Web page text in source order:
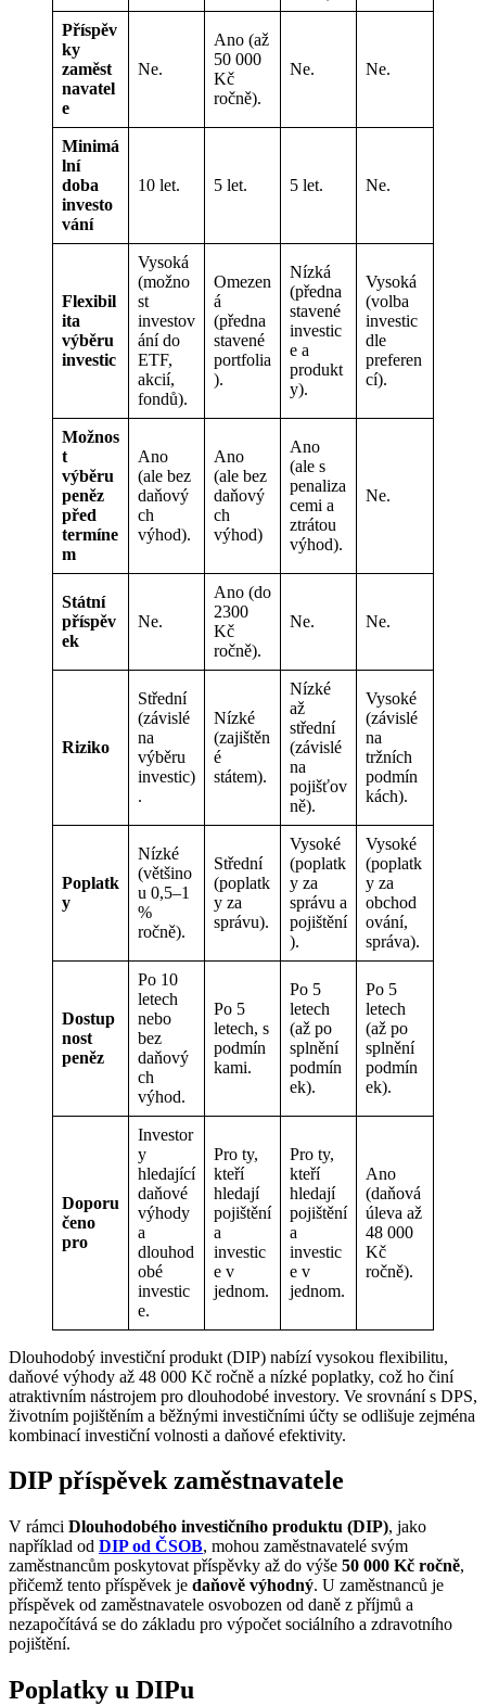
Příspěv
ky
zaměst
navatel
e
Ne.
Ano (až
50 000
Kč
ročně).
Ne. Ne.
Minimá
lní
doba
investo
vání
10 let. 5 let. 5 let. Ne.
Flexibil
ita
výběru
investic
Vysoká
(možno
st
investov
ání do
ETF,
akcií,
fondů).
Omezen
á
(předna
stavené
portfolia
).
Nízká
(předna
stavené
investic
e a
produkt
y).
Vysoká
(volba
investic
dle
preferen
cí).
Možnos
t
výběru
peněz
před
termíne
m
Ano
(ale bez
daňový
ch
výhod).
Ano
(ale bez
daňový
ch
výhod)
Ano
(ale s
penaliza
cemi a
ztrátou
výhod).
Ne.
Státní
příspěv
ek
Ne.
Ano (do
2300
Kč
ročně).
Ne. Ne.
Riziko
Střední
(závislé
na
výběru
investic)
.
Nízké
(zajištěn
é
státem).
Nízké
až
střední
(závislé
na
pojišťov
ně).
Vysoké
(závislé
na
tržních
podmín
kách).
Poplatk
y
Nízké
(většino
u 0,5–1
%
ročně).
Střední
(poplatk
y za
správu).
Vysoké
(poplatk
y za
správu a
pojištění
).
Vysoké
(poplatk
y za
obchod
ování,
správa).
Dostup
nost
peněz
Po 10
letech
nebo
bez
daňový
ch
výhod.
Po 5
letech, s
podmín
kami.
Po 5
letech
(až po
splnění
podmín
ek).
Po 5
letech
(až po
splnění
podmín
ek).
Doporu
čeno
pro
Investor
y
hledající
daňové
výhody
a
dlouhod
obé
investic
e.
Pro ty,
kteří
hledají
pojištění
a
investic
e v
jednom.
Pro ty,
kteří
hledají
pojištění
a
investic
e v
jednom.
Ano
(daňová
úleva až
48 000
Kč
ročně).
Dlouhodobý investiční produkt (DIP) nabízí vysokou flexibilitu,
daňové výhody až 48 000 Kč ročně a nízké poplatky, což ho činí
atraktivním nástrojem pro dlouhodobé investory. Ve srovnání s DPS,
životním pojištěním a běžnými investičními účty se odlišuje zejména
kombinací investiční volnosti a daňové efektivity.
DIP příspěvek zaměstnavatele
V rámci Dlouhodobého investičního produktu (DIP), jako
například od DIP od ČSOB, mohou zaměstnavatelé svým
zaměstnancům poskytovat příspěvky až do výše 50 000 Kč ročně,
přičemž tento příspěvek je daňově výhodný. U zaměstnanců je
příspěvek od zaměstnavatele osvobozen od daně z příjmů a
nezapočítává se do základu pro výpočet sociálního a zdravotního
pojištění.
Poplatky u DIPu